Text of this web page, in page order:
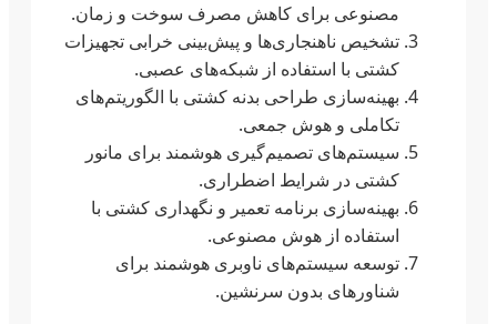
مصنوعی برای کاهش مصرف سوخت و زمان.
تشخیص ناهنجاری‌ها و پیش‌بینی خرابی تجهیزات
کشتی با استفاده از شبکه‌های عصبی.
بهینه‌سازی طراحی بدنه کشتی با الگوریتم‌های
تکاملی و هوش جمعی.
سیستم‌های تصمیم‌گیری هوشمند برای مانور
کشتی در شرایط اضطراری.
بهینه‌سازی برنامه تعمیر و نگهداری کشتی با
استفاده از هوش مصنوعی.
توسعه سیستم‌های ناوبری هوشمند برای
شناورهای بدون سرنشین.